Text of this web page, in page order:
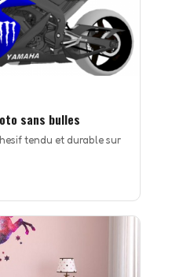
sans bulles
tendu et durable sur